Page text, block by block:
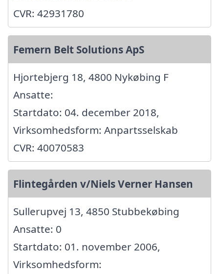
CVR: 42931780
Femern Belt Solutions ApS
Hjortebjerg 18, 4800 Nykøbing F
Ansatte:
Startdato: 04. december 2018,
Virksomhedsform: Anpartsselskab
CVR: 40070583
Flintegården v/Niels Verner Hansen
Sullerupvej 13, 4850 Stubbekøbing
Ansatte: 0
Startdato: 01. november 2006,
Virksomhedsform: